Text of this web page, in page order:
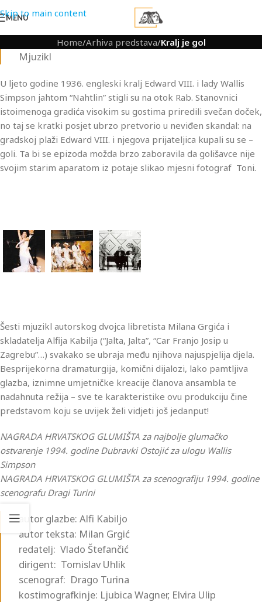
Skip to main content
MENU
Home/Arhiva predstava/Kralj je gol
Mjuzikl
U ljeto godine 1936. engleski kralj Edward VIII. i lady Wallis
Simpson jahtom “Nahtlin” stigli su na otok Rab. Stanovnici
istoimenoga gradića visokim su gostima priredili svečan doček,
no taj se kratki posjet ubrzo pretvorio u neviđen skandal: na
gradskoj plaži Edward VIII. i njegova prijateljica kupali su se –
goli. Ta bi se epizoda možda brzo zaboravila da golišavce nije
svojim starim aparatom iz potaje slikao mjesni fotograf Toni.
Šesti mjuzikl autorskog dvojca libretista Milana Grgića i
skladatelja Alfija Kabilja (“Jalta, Jalta”, “Car Franjo Josip u
Zagrebu”…) svakako se ubraja među njihova najuspjelija djela.
Besprijekorna dramaturgija, komični dijalozi, lako pamtljiva
glazba, iznimne umjetničke kreacije članova ansambla te
nadahnuta režija – sve te karakteristike ovu produkciju čine
predstavom koju se uvijek želi vidjeti još jedanput!
NAGRADA HRVATSKOG GLUMIŠTA za najbolje glumačko
ostvarenje 1994. godine Dubravki Ostojić za ulogu Wallis
Simpson
NAGRADA HRVATSKOG GLUMIŠTA za scenografiju 1994. godine
scenografu Dragi Turini
autor glazbe: Alfi Kabiljo
autor teksta: Milan Grgić
redatelj: Vlado Štefančić
dirigent: Tomislav Uhlik
scenograf: Drago Turina
kostimografkinje: Ljubica Wagner, Elvira Ulip